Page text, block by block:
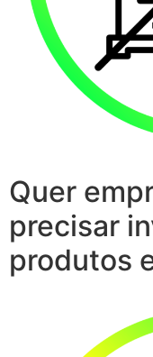
Quer
precisar
produtos